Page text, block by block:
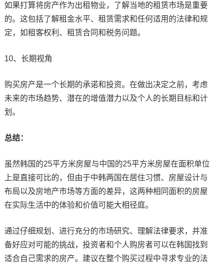
如果打算将房产作为出租物业，了解当地的租赁市场是重要
的。这包括了解租金水平、租赁需求和任何适用的法律和规
定，如租客权利、租赁合同和税务问题。
10、长期视角
购买房产是一个长期的承诺和投资。在做出决定之前，考虑
未来的市场趋势、潜在的增值潜力以及个人的长期目标和计
划。
总结：
虽然韩国的25平方米房屋与中国的25平方米房屋在面积单位
上是直接可比的，但由于中韩两国在居住习惯、房屋设计与
布局以及房地产市场等方面的差异，这两种相同面积的房屋
在实际生活中的体验和价值可能大相径庭。
通过仔细规划、进行充分的市场研究、理解法律要求，并准
备好应对可能的挑战，投资者和个人购房者可以在韩国找到
适合自己需求的房产。建议在整个购买过程中寻求专业的法